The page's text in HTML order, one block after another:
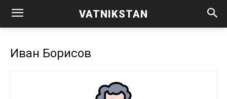
VATNIKSTAN
Иван Борисов